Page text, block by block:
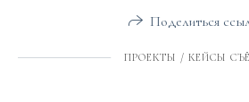
Поделиться
ПРОЕКТЫ / КЕЙСЫ